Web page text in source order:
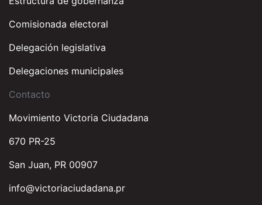
Comisionada electoral
Delegación legislativa
Delegaciones municipales
Contacto
Movimiento Victoria Ciudadana
670 PR-25
San Juan, PR 00907
info@victoriaciudadana.pr